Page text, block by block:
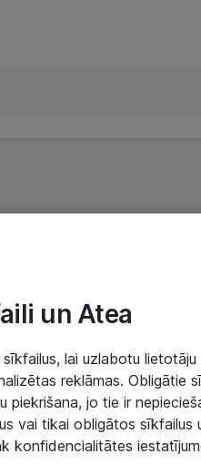
un Atea
lai uzlabotu
reklāmas. Obligātie
piekrišana, jo tie ir
vai tikai obligātos sīkfailus
konfidencialitātes